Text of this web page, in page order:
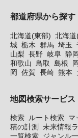
都道府県から探す
北海道(東部) 北海道
城 栃木 群馬 埼玉
山梨 長野 岐阜 静岡
和歌山
鳥取 島根
岡
佐賀 長崎 熊本
地図検索サービス
検索 ルート検索 マ
積の計測
未来情報
一覧検索 ジャンル